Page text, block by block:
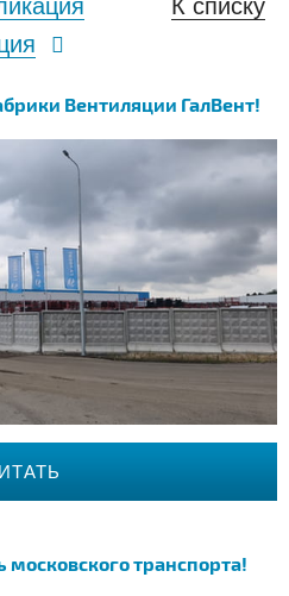
К списку
Вентиляции ГалВент!
московского транспорта!